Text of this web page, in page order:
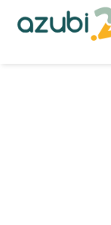
springen